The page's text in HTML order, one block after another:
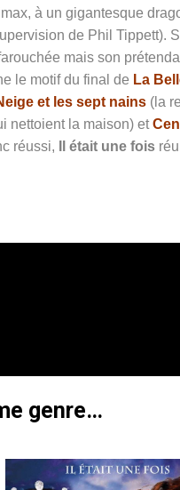
à un gigantesque
de Phil Tippett).
mais son
le motif du final de La
et les sept nains (la
nettoient la maison) et
réussi,
Il était une fois
genre…